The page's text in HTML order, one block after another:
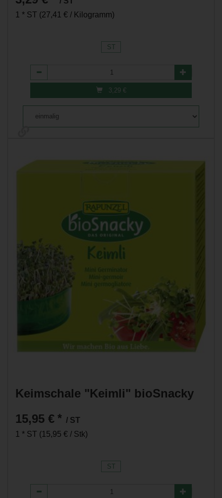
1 * ST (27,41 € / Kilogramm)
ST
Anzahl
3,29 €
Keimschale "Keimli" bioSnacky
15,95 € * / ST
1 * ST (15,95 € / Stk)
ST
Anzahl